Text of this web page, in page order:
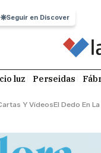
Seguir en Discover
luz Perseidas
Y VídeosEl Dedo En